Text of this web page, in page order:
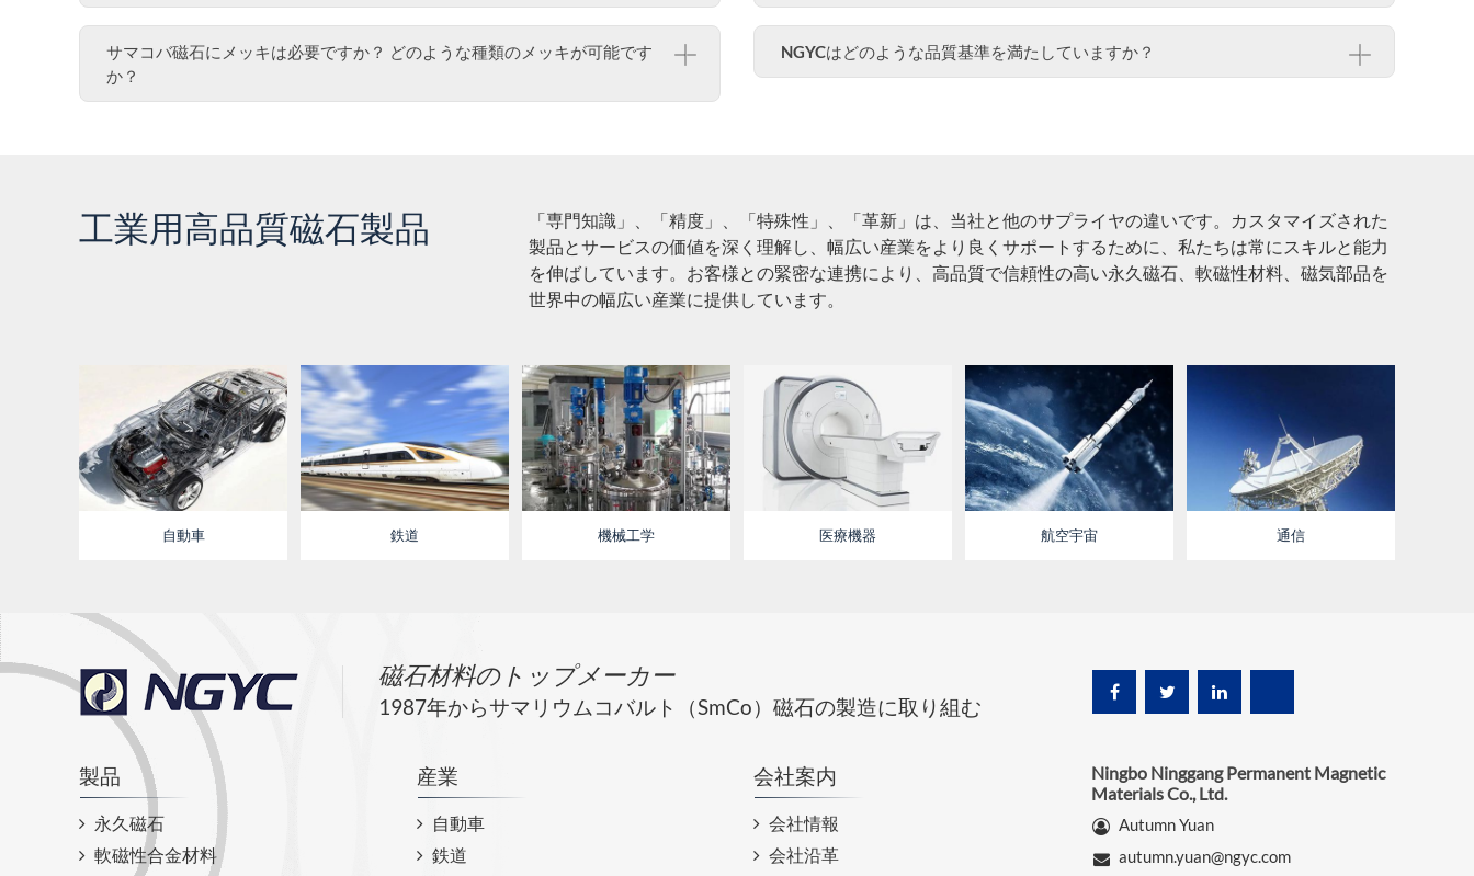
サマコバ磁石にメッキは必要ですか？ どのような種類のメッキが可能です
か？
NGYCはどのような品質基準を満たしていますか？
工業用高品質磁石製品
「専門知識」、「精度」、「特殊性」、「革新」は、当社と他のサプライヤの違いです。カスタマイズされた
製品とサービスの価値を深く理解し、幅広い産業をより良くサポートするために、私たちは常にスキルと能力
を伸ばしています。お客様との緊密な連携により、高品質で信頼性の高い永久磁石、軟磁性材料、磁気部品を
世界中の幅広い産業に提供しています。
自動車 鉄道 機械工学 医療機器 航空宇宙 通信
磁石材料のトップメーカー
1987年からサマリウムコバルト（SmCo）磁石の製造に取り組む
製品
永久磁石
軟磁性合金材料
産業
自動車
鉄道
会社案内
会社情報
会社沿革
Ningbo Ninggang Permanent Magnetic
Materials Co., Ltd.
Autumn Yuan
autumn.yuan@ngyc.com